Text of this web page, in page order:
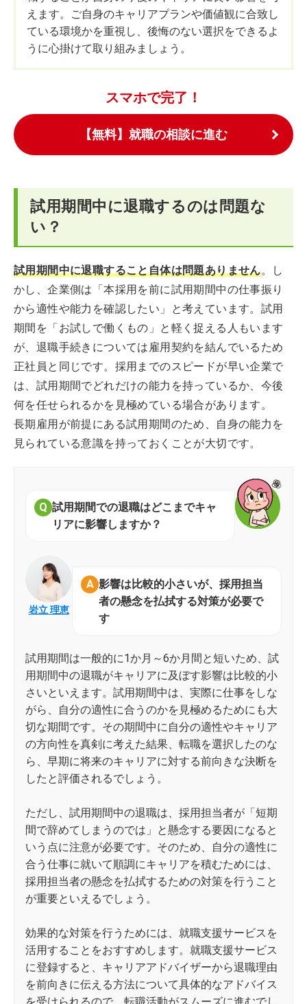
えます。ご自身のキャリアプランや価値観に合致し
ている環境かを重視し、後悔のない選択をできるよ
うに心掛けて取り組みましょう。
スマホで完了！
【無料】就職の相談に進む
試用期間中に退職するのは問題な
い？
試用期間中に退職すること自体は問題ありません。し
かし、企業側は「本採用を前に試用期間中の仕事振り
から適性や能力を確認したい」と考えています。試用
期間を「お試しで働くもの」と軽く捉える人もいます
が、退職手続きについては雇用契約を結んでいるため
正社員と同じです。採用までのスピードが早い企業で
は、試用期間でどれだけの能力を持っているか、今後
何を任せられるかを見極めている場合があります。
長期雇用が前提にある試用期間のため、自身の能力を
見られている意識を持っておくことが大切です。
試用期間での退職はどこまでキャ
リアに影響しますか？
岩立 理恵
影響は比較的小さいが、採用担当
者の懸念を払拭する対策が必要で
す
試用期間は一般的に1か月～6か月間と短いため、試
用期間中の退職がキャリアに及ぼす影響は比較的小
さいといえます。試用期間中は、実際に仕事をしな
がら、自分の適性に合うのかを見極めるためにも大
切な期間です。その期間中に自分の適性やキャリア
の方向性を真剣に考えた結果、転職を選択したのな
ら、早期に将来のキャリアに対する前向きな決断を
したと評価されるでしょう。
ただし、試用期間中の退職は、採用担当者が「短期
間で辞めてしまうのでは」と懸念する要因になると
いう点に注意が必要です。そのため、自分の適性に
合う仕事に就いて順調にキャリアを積むためには、
採用担当者の懸念を払拭するための対策を行うこと
が重要といえるでしょう。
効果的な対策を行うためには、就職支援サービスを
活用することをおすすめします。就職支援サービス
に登録すると、キャリアアドバイザーから退職理由
を前向きに伝える方法について具体的なアドバイス